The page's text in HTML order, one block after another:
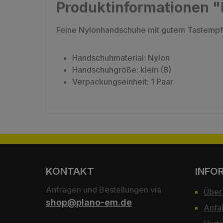
Produktinformationen
Feine Nylonhandschuhe mit gutem
Handschuhmaterial: Nylon
Handschuhgröße: klein (8)
Verpackungseinheit: 1 Paar
KONTAKT
Anfragen und Bestellungen via
shop@plano-em.de